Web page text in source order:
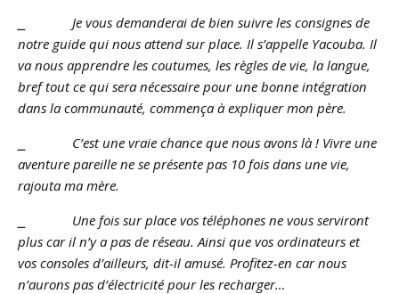
⎯ Je vous demanderai de bien suivre les consignes de
notre guide qui nous attend sur place. Il s’appelle Yacouba. Il
va nous apprendre les coutumes, les règles de vie, la langue,
bref tout ce qui sera nécessaire pour une bonne intégration
dans la communauté, commença à expliquer mon père.
⎯ C’est une vraie chance que nous avons là ! Vivre une
aventure pareille ne se présente pas 10 fois dans une vie,
rajouta ma mère.
⎯ Une fois sur place vos téléphones ne vous serviront
plus car il n’y a pas de réseau. Ainsi que vos ordinateurs et
vos consoles d’ailleurs, dit-il amusé. Profitez-en car nous
n’aurons pas d’électricité pour les recharger…